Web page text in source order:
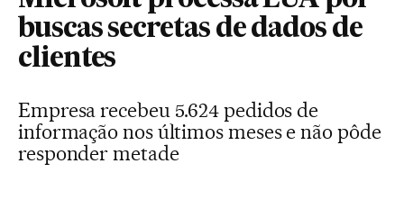
buscas secretas de dados de
clientes
Empresa recebeu 5.624 pedidos de
informação nos últimos meses e não pôde
responder metade